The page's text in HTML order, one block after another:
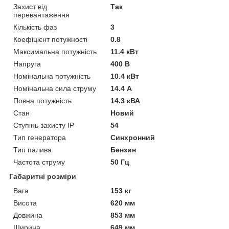
Захист від
перевантаження
Так
Кількість фаз
3
Коефіцієнт потужності
0.8
Максимальна потужність
11.4 кВт
Напруга
400 В
Номінальна потужність
10.4 кВт
Номінальна сила струму
14.4 А
Повна потужність
14.3 кВА
Стан
Новий
Ступінь захисту IP
54
Тип генератора
Синхронний
Тип палива
Бензин
Частота струму
50 Гц
Габаритні розміри
Вага
153 кг
Висота
620 мм
Довжина
853 мм
Ширина
649 мм